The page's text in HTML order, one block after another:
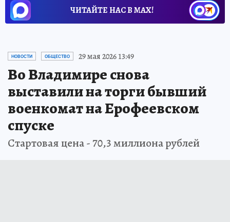
ЧИТАЙТЕ НАС В МАХ!
НОВОСТИ ОБЩЕСТВО 29 мая 2026 13:49
Во Владимире снова
выставили на торги бывший
военкомат на Ерофеевском
спуске
Стартовая цена - 70,3 миллиона рублей